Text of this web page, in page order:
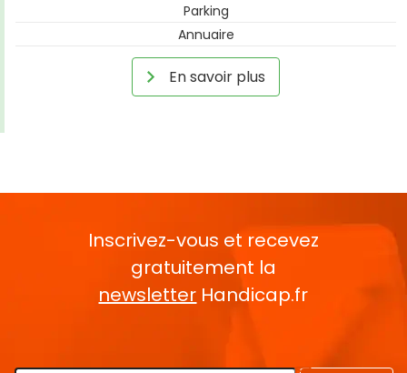
Parking
Annuaire
En savoir plus
Inscrivez-vous et recevez
gratuitement la
newsletter Handicap.fr